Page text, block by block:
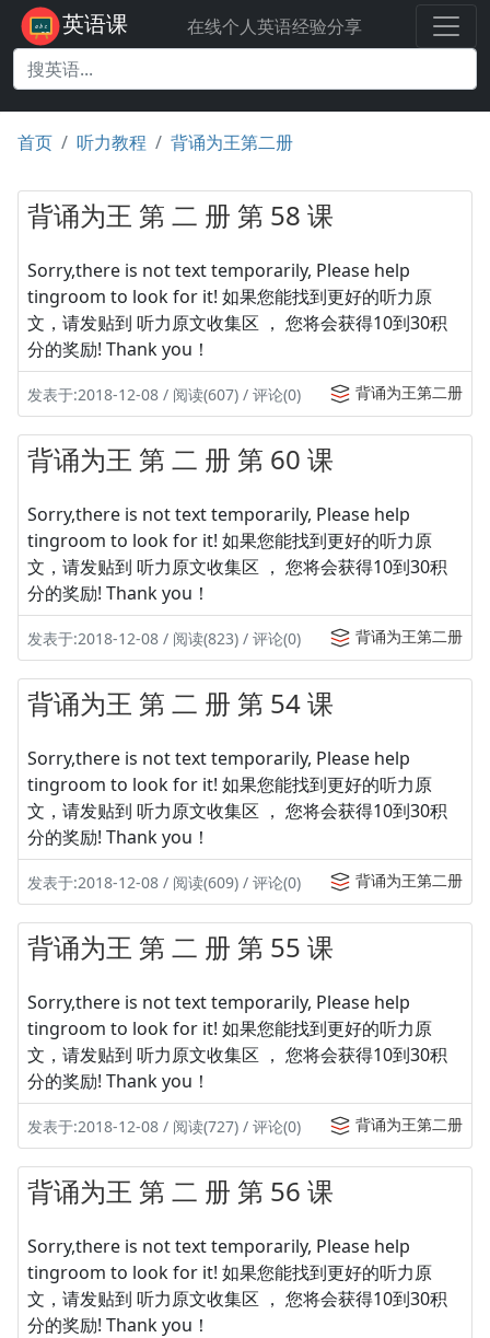
英语课 在线个人英语经验分享
首页 听力教程 背诵为王第二册
背诵为王 第 二 册 第 58 课
Sorry,there is not text temporarily, Please help
tingroom to look for it! 如果您能找到更好的听力原
文，请发贴到 听力原文收集区 ， 您将会获得10到30积
分的奖励! Thank you！
发表于:2018-12-08 / 阅读(607) / 评论(0) 背诵为王第二册
背诵为王 第 二 册 第 60 课
Sorry,there is not text temporarily, Please help
tingroom to look for it! 如果您能找到更好的听力原
文，请发贴到 听力原文收集区 ， 您将会获得10到30积
分的奖励! Thank you！
发表于:2018-12-08 / 阅读(823) / 评论(0) 背诵为王第二册
背诵为王 第 二 册 第 54 课
Sorry,there is not text temporarily, Please help
tingroom to look for it! 如果您能找到更好的听力原
文，请发贴到 听力原文收集区 ， 您将会获得10到30积
分的奖励! Thank you！
发表于:2018-12-08 / 阅读(609) / 评论(0) 背诵为王第二册
背诵为王 第 二 册 第 55 课
Sorry,there is not text temporarily, Please help
tingroom to look for it! 如果您能找到更好的听力原
文，请发贴到 听力原文收集区 ， 您将会获得10到30积
分的奖励! Thank you！
发表于:2018-12-08 / 阅读(727) / 评论(0) 背诵为王第二册
背诵为王 第 二 册 第 56 课
Sorry,there is not text temporarily, Please help
tingroom to look for it! 如果您能找到更好的听力原
文，请发贴到 听力原文收集区 ， 您将会获得10到30积
分的奖励! Thank you！